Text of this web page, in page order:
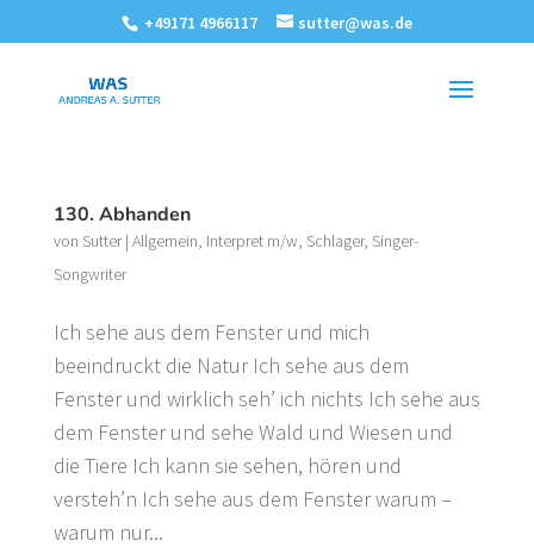
+49171 4966117 sutter@was.de
130. Abhanden
von Sutter| Allgemein, Interpret m/w, Schlager, Singer-
Songwriter
Ich sehe aus dem Fenster und mich
beeindruckt die Natur Ich sehe aus dem
Fenster und wirklich seh’ ich nichts Ich sehe aus
dem Fenster und sehe Wald und Wiesen und
die Tiere Ich kann sie sehen, hören und
versteh’n Ich sehe aus dem Fenster warum –
warum nur...